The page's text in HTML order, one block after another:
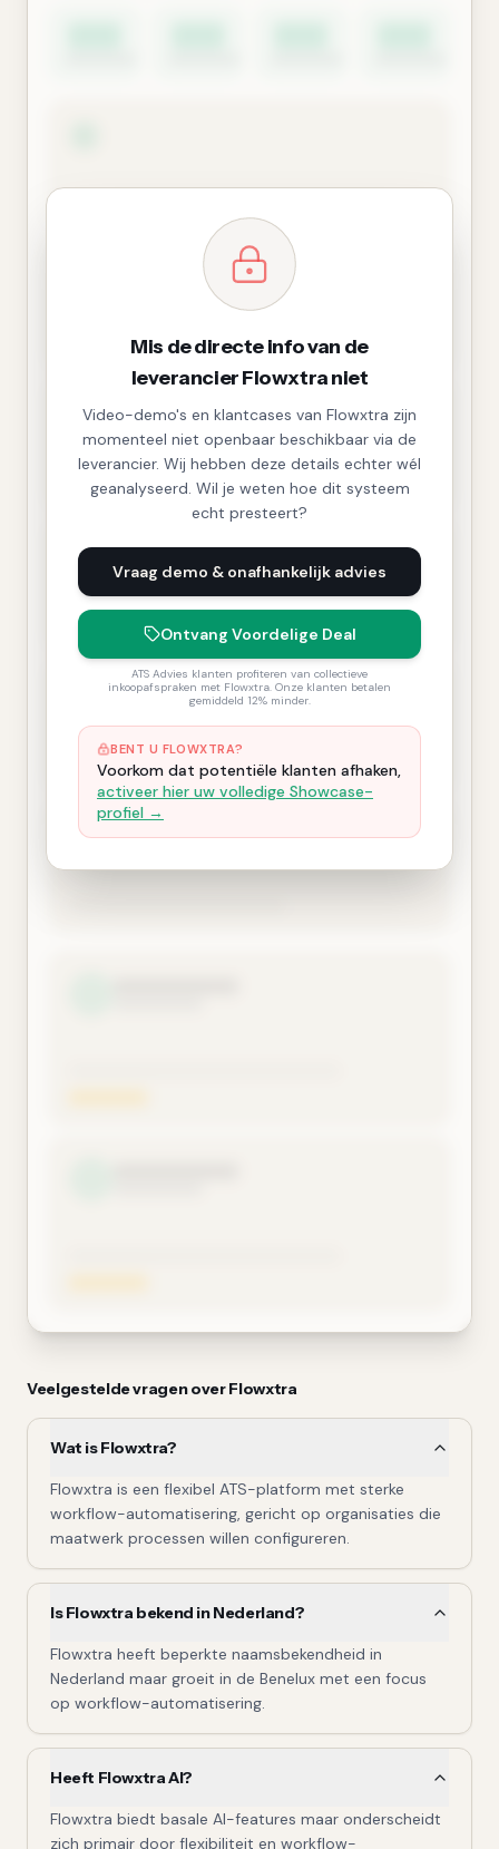
Mis de directe info van de
leverancier Flowxtra niet
Video-demo's en klantcases van Flowxtra zijn
momenteel niet openbaar beschikbaar via de
leverancier. Wij hebben deze details echter wél
geanalyseerd. Wil je weten hoe dit systeem
echt presteert?
Vraag demo & onafhankelijk advies
Ontvang Voordelige Deal
ATS Advies klanten profiteren van collectieve
inkoopafspraken met Flowxtra. Onze klanten betalen
gemiddeld 12% minder.
BENT U FLOWXTRA?
Voorkom dat potentiële klanten afhaken,
activeer hier uw volledige Showcase-
profiel →
Veelgestelde vragen overFlowxtra
Wat is Flowxtra?
Flowxtra is een flexibel ATS-platform met sterke
workflow-automatisering, gericht op organisaties die
maatwerk processen willen configureren.
Is Flowxtra bekend in Nederland?
Flowxtra heeft beperkte naamsbekendheid in
Nederland maar groeit in de Benelux met een focus
op workflow-automatisering.
Heeft Flowxtra AI?
Flowxtra biedt basale AI-features maar onderscheidt
zich primair door flexibiliteit en workflow-